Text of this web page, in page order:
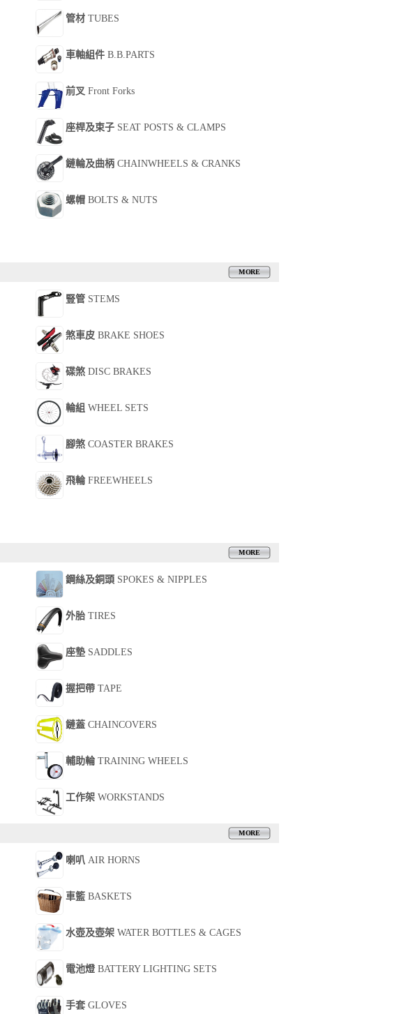
管材 TUBES
車軸組件 B.B.PARTS
前叉 Front Forks
座桿及束子 SEAT POSTS & CLAMPS
鏈輪及曲柄 CHAINWHEELS & CRANKS
螺帽 BOLTS & NUTS
MORE
豎管 STEMS
煞車皮 BRAKE SHOES
碟煞 DISC BRAKES
輪組 WHEEL SETS
腳煞 COASTER BRAKES
飛輪 FREEWHEELS
MORE
鋼絲及銅頭 SPOKES & NIPPLES
外胎 TIRES
座墊 SADDLES
握把帶 TAPE
鏈蓋 CHAINCOVERS
輔助輪 TRAINING WHEELS
工作架 WORKSTANDS
MORE
喇叭 AIR HORNS
車籃 BASKETS
水壺及壺架 WATER BOTTLES & CAGES
電池燈 BATTERY LIGHTING SETS
手套 GLOVES